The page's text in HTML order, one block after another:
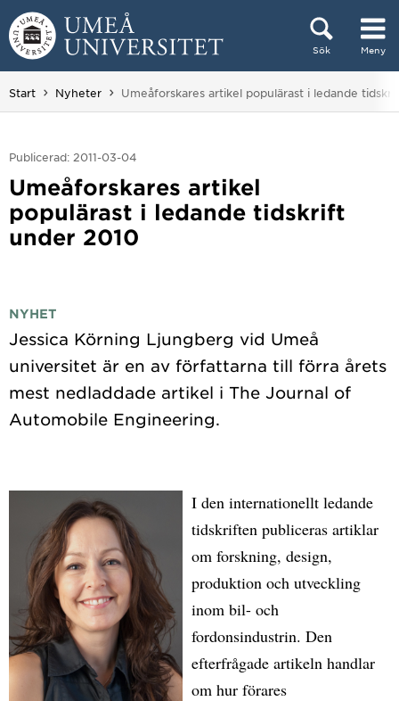
Hoppa direkt till innehållet
Sök Meny
Huvudmenyn dold.
Start Nyheter Du är här:
Umeåforskares artikel populärast i ledande
Publicerad: 2011-03-04
Umeåforskares artikel
populärast i ledande tidskrift
under 2010
NYHET
Jessica Körning Ljungberg vid Umeå
universitet är en av författarna till förra årets
mest nedladdade artikel i The Journal of
I den internationellt ledande
tidskriften publiceras artiklar
om forskning, design,
produktion och utveckling
inom bil- och
fordonsindustrin. Den
efterfrågade artikeln handlar
om hur förares